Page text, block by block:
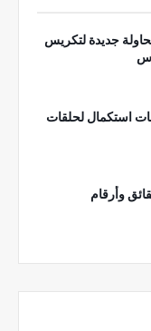
جديدة لتكريس
استكمال لحلقات
وأرقام